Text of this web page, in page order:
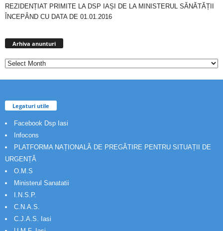
REZIDENȚIAT PRIMITE LA DSP IAȘI DE LA MINISTERUL SĂNĂTĂȚII
ÎNCEPÂND CU DATA DE 01.01.2016
Arhiva anunturi
Legaturi utile
Facebook Dsp Iasi
Infocons
PLATFORMA NAȚIONALĂ DE PREGĂTIRE PENTRU SITUAȚII DE
URGENȚĂ
O.M.S
Ministerul Sanatatii
I.N.S.P.
C.N.A.S.
C.J.A.S. Iasi